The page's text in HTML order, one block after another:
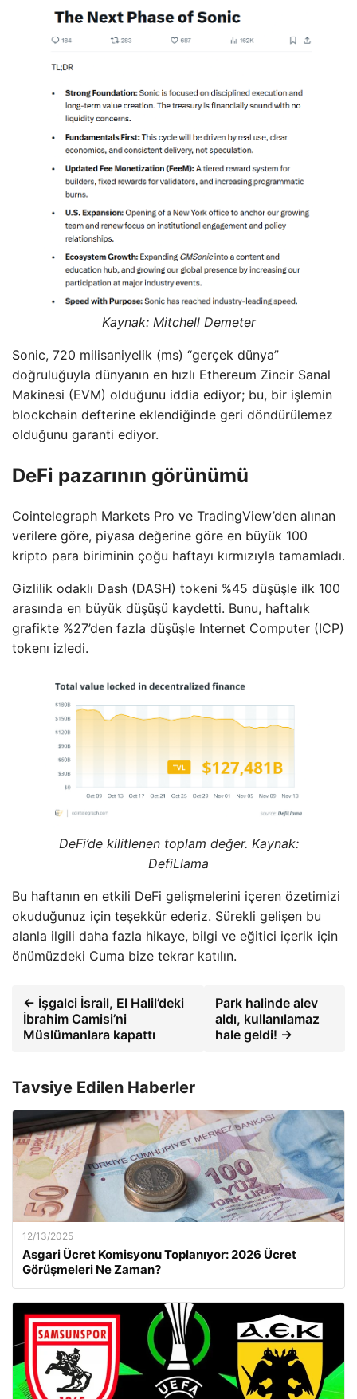
Kaynak: Mitchell Demeter
Sonic, 720 milisaniyelik (ms) “gerçek dünya”
doğruluğuyla dünyanın en hızlı Ethereum Zincir Sanal
Makinesi (EVM) olduğunu iddia ediyor; bu, bir işlemin
blockchain defterine eklendiğinde geri döndürülemez
olduğunu garanti ediyor.
DeFi pazarının görünümü
Cointelegraph Markets Pro ve TradingView’den alınan
verilere göre, piyasa değerine göre en büyük 100
kripto para biriminin çoğu haftayı kırmızıyla tamamladı.
Gizlilik odaklı Dash (DASH) tokeni %45 düşüşle ilk 100
arasında en büyük düşüşü kaydetti. Bunu, haftalık
grafikte %27’den fazla düşüşle Internet Computer (ICP)
tokenı izledi.
DeFi’de kilitlenen toplam değer. Kaynak:
DefiLlama
Bu haftanın en etkili DeFi gelişmelerini içeren özetimizi
okuduğunuz için teşekkür ederiz. Sürekli gelişen bu
alanla ilgili daha fazla hikaye, bilgi ve eğitici içerik için
önümüzdeki Cuma bize tekrar katılın.
← İşgalci İsrail, El Halil’deki
İbrahim Camisi’ni
Müslümanlara kapattı
Park halinde alev
aldı, kullanılamaz
hale geldi! →
Tavsiye Edilen Haberler
12/13/2025
Asgari Ücret Komisyonu Toplanıyor: 2026 Ücret
Görüşmeleri Ne Zaman?